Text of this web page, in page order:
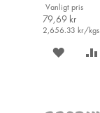
Vanligt pris
79,69 kr
2,656.33 kr/kgs
SPARA